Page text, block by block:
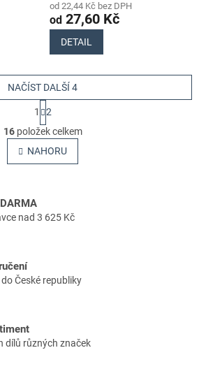
od 22,44 Kč bez DPH
od 27,60 Kč
DETAIL
O
v
l
á
í
y
i
s
NAČÍST DALŠÍ 4
S
t
r
á
n
k
n
í
1
2
16položek celkem
NAHORU
nad 3 625 Kč
České republiky
dílů různých značek